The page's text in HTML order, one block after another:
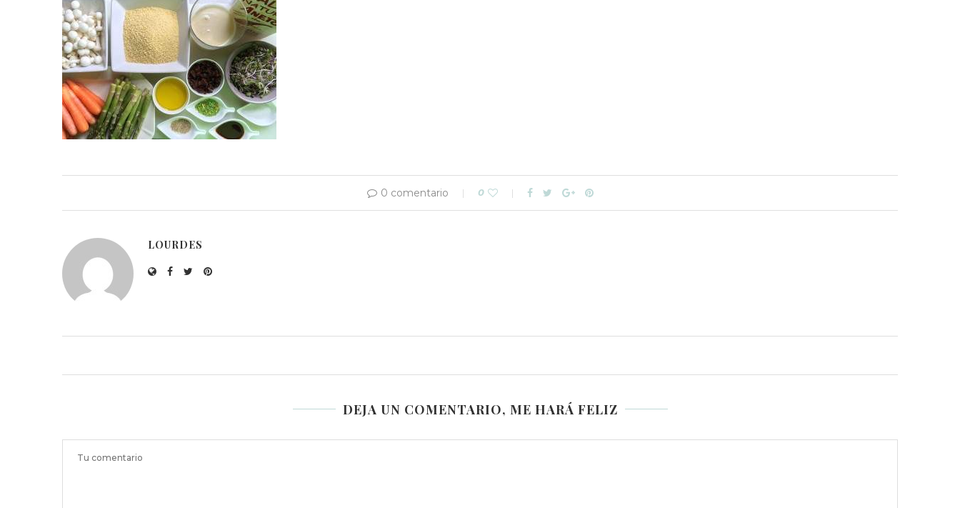
0 comentario 0
LOURDES
DEJA UN COMENTARIO, ME HARÁ FELIZ